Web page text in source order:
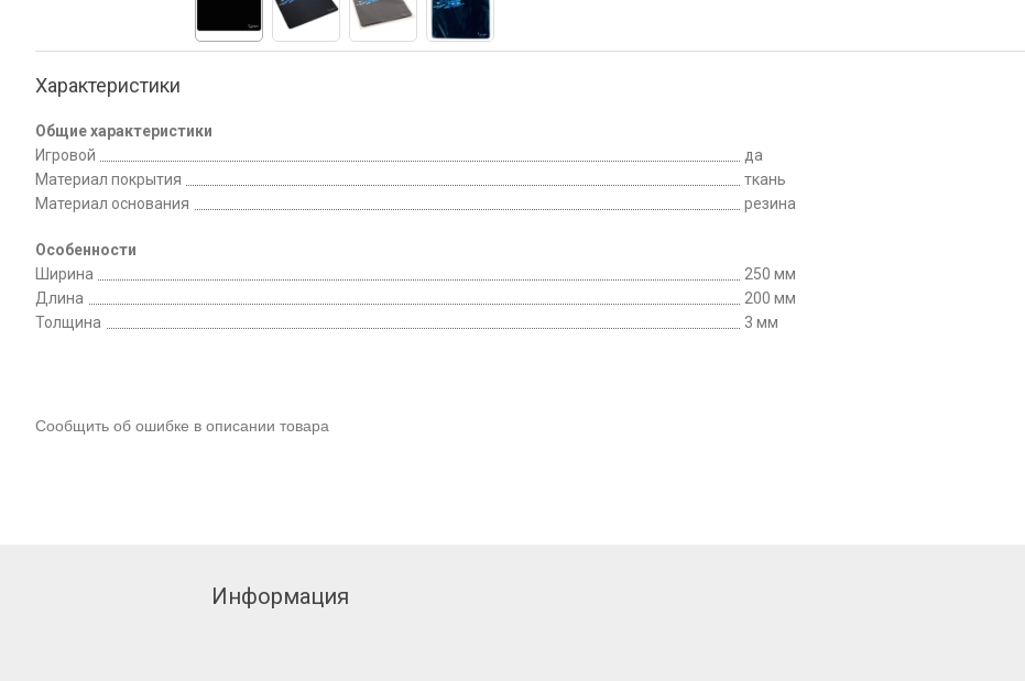
Характеристики
Общие характеристики
Игровой
да
Материал покрытия
ткань
Материал основания
резина
Особенности
Ширина
250 мм
Длина
200 мм
Толщина
3 мм
Сообщить об ошибке в описании товара
Информация